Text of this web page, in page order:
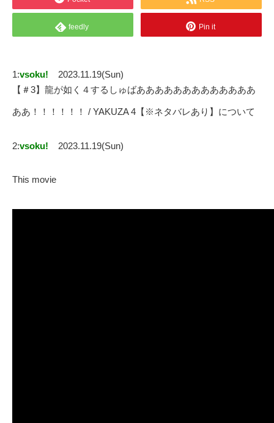
feedly Pin it
1:vsoku!
2023.11.19(Sun)
【＃3】龍が如く４するしゅばあああああああああああああ
ああ！！！！！！ / YAKUZA 4【※ネタバレあり】について
2:vsoku! 2023.11.19(Sun)
This movie